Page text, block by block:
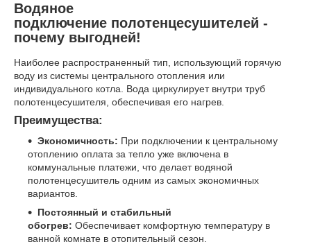
Водяное
подключение полотенцесушителей -
почему выгодней!
Наиболее распространенный тип, использующий горячую
воду из системы центрального отопления или
индивидуального котла. Вода циркулирует внутри труб
полотенцесушителя, обеспечивая его нагрев.
Преимущества:
Экономичность: При подключении к центральному
отоплению оплата за тепло уже включена в
коммунальные платежи, что делает водяной
полотенцесушитель одним из самых экономичных
вариантов.
Постоянный и стабильный
обогрев: Обеспечивает комфортную температуру в
ванной комнате в отопительный сезон.